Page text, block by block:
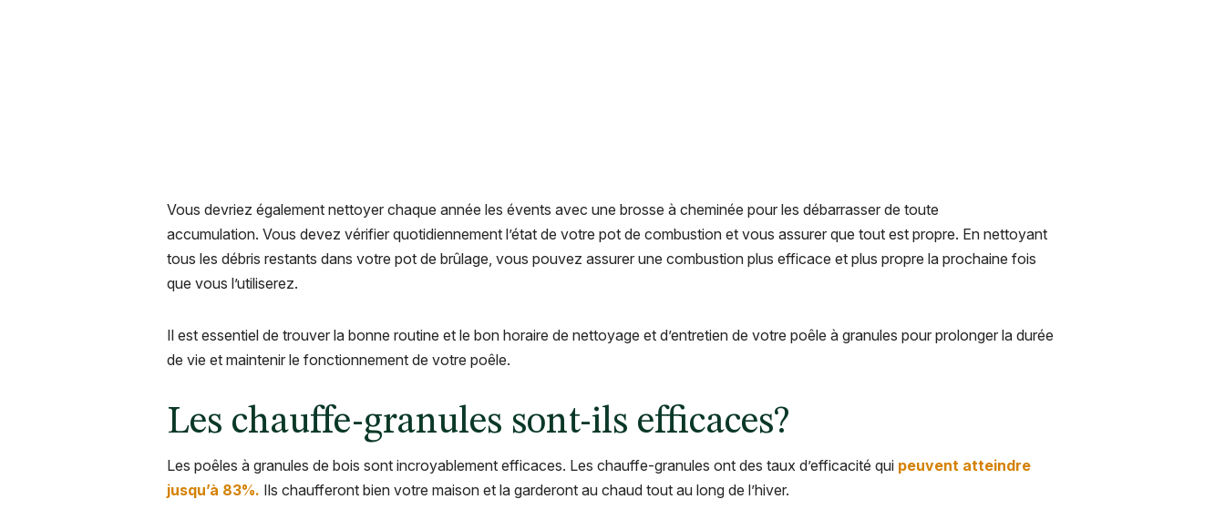
Vous devriez également nettoyer chaque année les évents avec une brosse à cheminée pour les débarrasser de toute
accumulation. Vous devez vérifier quotidiennement l’état de votre pot de combustion et vous assurer que tout est propre. En nettoyant
tous les débris restants dans votre pot de brûlage, vous pouvez assurer une combustion plus efficace et plus propre la prochaine fois
que vous l’utiliserez.
Il est essentiel de trouver la bonne routine et le bon horaire de nettoyage et d’entretien de votre poêle à granules pour prolonger la durée
de vie et maintenir le fonctionnement de votre poêle.
Les chauffe-granules sont-ils efficaces?
Les poêles à granules de bois sont incroyablement efficaces. Les chauffe-granules ont des taux d’efficacité qui peuvent atteindre
jusqu’à 83%. Ils chaufferont bien votre maison et la garderont au chaud tout au long de l’hiver.